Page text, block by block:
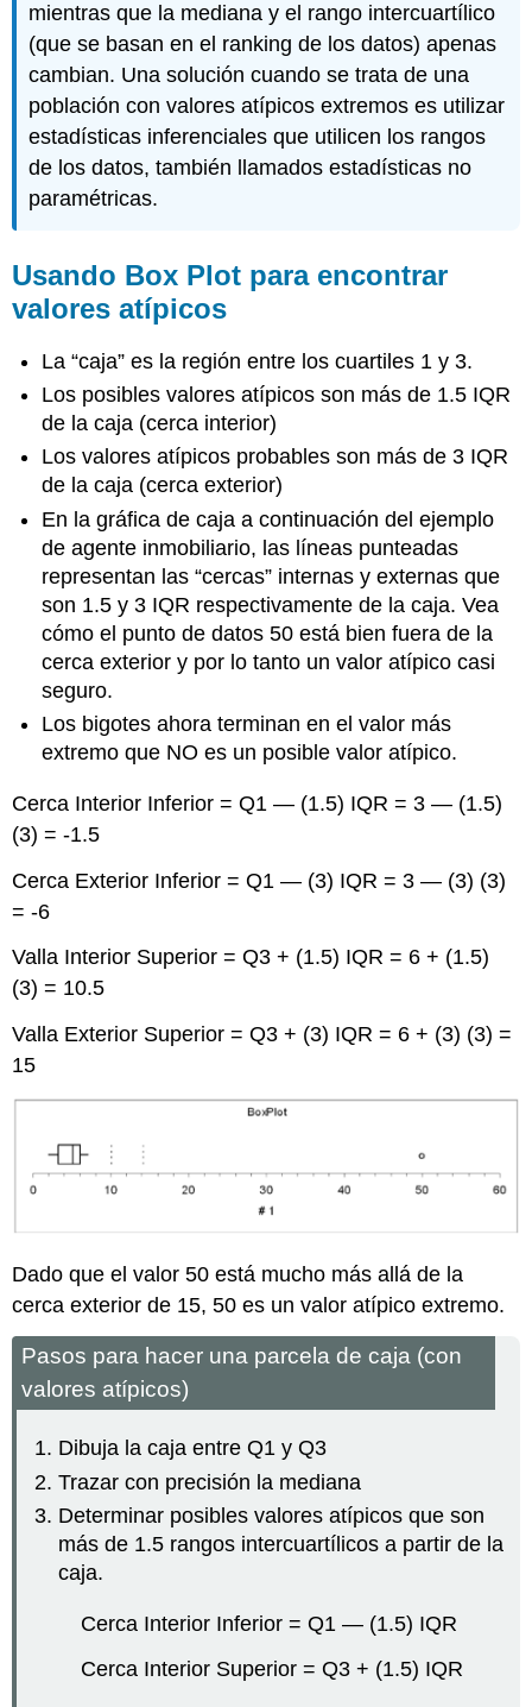
mientras que la mediana y el rango intercuartílico
(que se basan en el ranking de los datos) apenas
cambian. Una solución cuando se trata de una
población con valores atípicos extremos es utilizar
estadísticas inferenciales que utilicen los rangos
de los datos, también llamados estadísticas no
paramétricas.
Usando Box Plot para encontrar
valores atípicos
La “caja” es la región entre los cuartiles 1 y 3.
Los posibles valores atípicos son más de 1.5 IQR
de la caja (cerca interior)
Los valores atípicos probables son más de 3 IQR
de la caja (cerca exterior)
En la gráfica de caja a continuación del ejemplo
de agente inmobiliario, las líneas punteadas
representan las “cercas” internas y externas que
son 1.5 y 3 IQR respectivamente de la caja. Vea
cómo el punto de datos 50 está bien fuera de la
cerca exterior y por lo tanto un valor atípico casi
seguro.
Los bigotes ahora terminan en el valor más
extremo que NO es un posible valor atípico.
Cerca Interior Inferior = Q1 — (1.5) IQR = 3 — (1.5)
(3) = ‐1.5
Cerca Exterior Inferior = Q1 — (3) IQR = 3 — (3) (3)
= ‐6
Valla Interior Superior = Q3 + (1.5) IQR = 6 + (1.5)
(3) = 10.5
Valla Exterior Superior = Q3 + (3) IQR = 6 + (3) (3) =
15
Dado que el valor 50 está mucho más allá de la
cerca exterior de 15, 50 es un valor atípico extremo.
Pasos para hacer una parcela de caja (con
valores atípicos)
Dibuja la caja entre Q1 y Q3
Trazar con precisión la mediana
Determinar posibles valores atípicos que son
más de 1.5 rangos intercuartílicos a partir de la
caja.
Cerca Interior Inferior = Q1 — (1.5) IQR
Cerca Interior Superior = Q3 + (1.5) IQR